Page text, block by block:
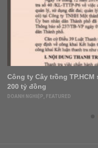
ty Cây trồng TP.HCM
tỷ đồng
NGHIỆP , FEATURED